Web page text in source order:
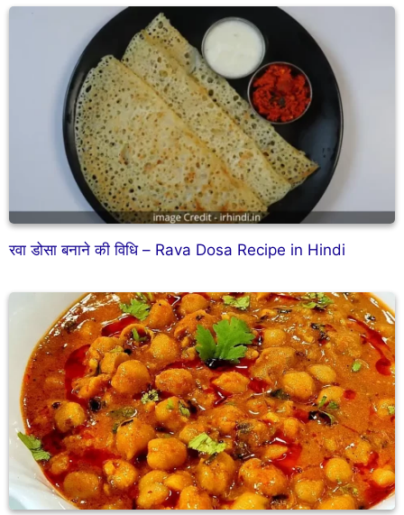
रवा डोसा बनाने की विधि – Rava Dosa Recipe in Hindi